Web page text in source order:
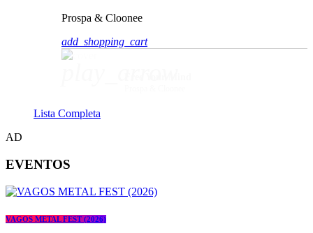
Prospa & Cloonee
add_shopping_cart
Lista Completa
AD
EVENTOS
VAGOS METAL FEST (2026)